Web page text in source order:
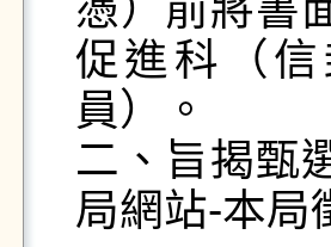
憑）前將書
促進科（
員）。
二、旨揭甄
局網站-本局